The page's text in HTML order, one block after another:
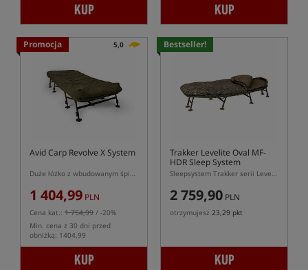
KUP KUP
Promocja 5,0
Avid Carp Revolve X System
Duże łóżko z wbudowanym śpiworem serii Revolve
1 404,99 PLN
Cena kat.: 1 754,99 / -20%
Min. cena z 30 dni przed
obniżką: 1404.99
KUP
Bestseller!
Trakker Levelite Oval MF-
HDR Sleep System
Sleepsystem Trakker serii Levelite MF-HDR
2 759,90 PLN
otrzymujesz 23,29 pkt
KUP